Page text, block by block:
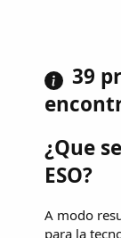
39
¿Que
ESO?
A modo
para la